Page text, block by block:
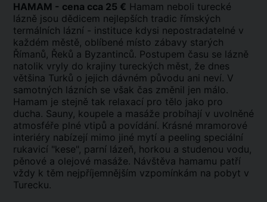
HAMAM - cena cca 25 € Hamam neboli turecké
lázně jsou dědicem nejlepších tradic římských
termálních lázní - instituce kdysi nepostradatelné v
každém městě, oblíbené místo zábavy starých
Římanů, Řeků a Byzantinců. Postupem času se lázně
natolik vryly do krajiny tureckých měst, že dnes
většina Turků o jejich dávném původu ani neví. V
samotných lázních se však čas změnil jen málo.
Hamam je stejně tak relaxací pro tělo jako pro
ducha. Sauny, koupele a masáže probíhají v uvolněné
atmosféře plné vtipů a povídání. Krásné mramorové
interiéry nabízejí mimo jiné mytí a peeling speciální
rukavicí "kese", parní lázeň, horkou a studenou vodu,
pěnové a olejové masáže. Návštěva hamamu patří
vždy k těm nejpříjemnějším vzpomínkám na pobyt v
Turecku.